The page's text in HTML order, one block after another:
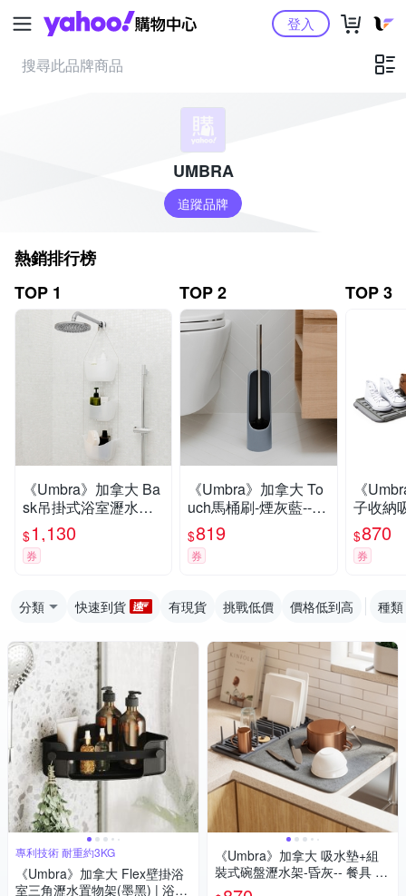
Yahoo購物中心登入
UMBRA
追蹤品牌
熱銷排行榜
TOP 1
《Umbra》加拿大 Ba
sk吊掛式浴室瀝水置
物籃3入- 浴室收納架
瓶罐置物架
$1,130
券
TOP 2
《Umbra》加拿大 To
uch馬桶刷-煙灰藍--
清潔刷 浴室清潔刷
$819
券
TOP 3
《
子收納
腳踏墊
$870
券
分類 快速到貨 有現貨 挑戰低價 價格低到高 種類
專利技術 耐重約3KG
《Umbra》加拿大 Flex壁掛浴
室三角瀝水置物架(墨黑) | 浴室
《Umbra》加拿大 吸水墊+組
裝式碗盤瀝水架-昏灰-- 餐具 碗
盤收納架 流理臺架